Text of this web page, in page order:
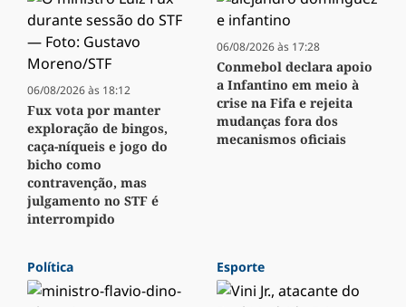
06/08/2026 às 18:12
Fux vota por manter
exploração de bingos,
caça-níqueis e jogo do
bicho como
contravenção, mas
julgamento no STF é
interrompido
06/08/2026 às 17:28
Conmebol declara apoio
a Infantino em meio à
crise na Fifa e rejeita
mudanças fora dos
mecanismos oficiais
Política Esporte